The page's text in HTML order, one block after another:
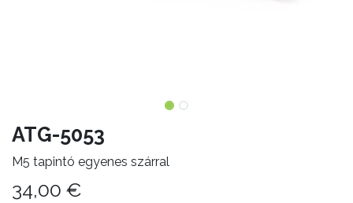
ATG-5053
M5 tapintó egyenes szárral
34,00 €